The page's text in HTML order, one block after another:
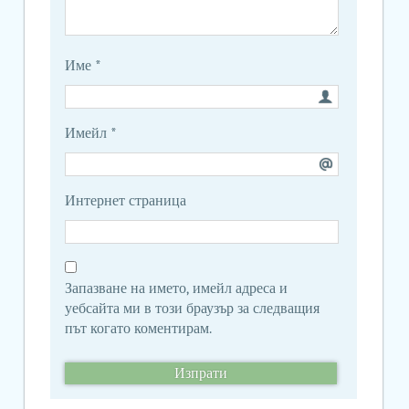
Име *
Имейл *
Интернет страница
Запазване на името, имейл адреса и
уебсайта ми в този браузър за следващия
път когато коментирам.